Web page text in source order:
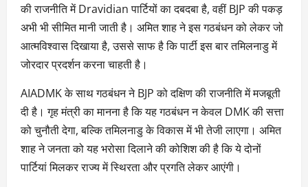
की राजनीति में Dravidian पार्टियों का दबदबा है, वहीं BJP की पकड़
अभी भी सीमित मानी जाती है। अमित शाह ने इस गठबंधन को लेकर जो
आत्मविश्वास दिखाया है, उससे साफ है कि पार्टी इस बार तमिलनाडु में
जोरदार प्रदर्शन करना चाहती है।
AIADMK के साथ गठबंधन ने BJP को दक्षिण की राजनीति में मजबूती
दी है। गृह मंत्री का मानना है कि यह गठबंधन न केवल DMK की सत्ता
को चुनौती देगा, बल्कि तमिलनाडु के विकास में भी तेजी लाएगा। अमित
शाह ने जनता को यह भरोसा दिलाने की कोशिश की है कि ये दोनों
पार्टियां मिलकर राज्य में स्थिरता और प्रगति लेकर आएंगी।